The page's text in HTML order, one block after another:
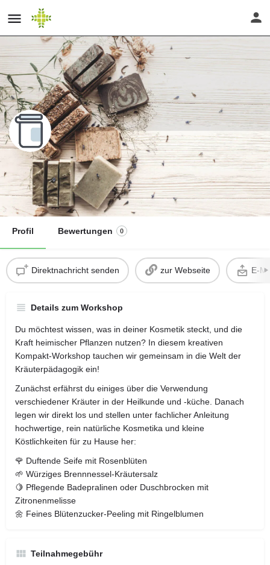
Naturkosmetik - Kräuter-Workshop
Teilnahmegebühr
19.00€ inkl. MwSt. Direktnachricht senden
Profil Bewertungen 0
Direktnachricht senden zur Webseite E-
Details zum Workshop
Du möchtest wissen, was in deiner Kosmetik steckt, und die
Kraft heimischer Pflanzen nutzen? In diesem kreativen
Kompakt-Workshop tauchen wir gemeinsam in die Welt der
Kräuterpädagogik ein!
​Zunächst erfährst du einiges über die Verwendung
verschiedener Kräuter in der Heilkunde und -küche. Danach
legen wir direkt los und stellen unter fachlicher Anleitung
hochwertige, rein natürliche Kosmetika und kleine
Köstlichkeiten für zu Hause her:
​🌹 Duftende Seife mit Rosenblüten
​🌱 Würziges Brennnessel-Kräutersalz
​🍋 Pflegende Badepralinen oder Duschbrocken mit
Zitronenmelisse
​🌼 Feines Blütenzucker-Peeling mit Ringelblumen
Teilnahmegebühr